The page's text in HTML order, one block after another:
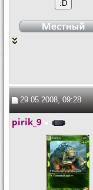
29.05.2008, 09:28
pirik_9